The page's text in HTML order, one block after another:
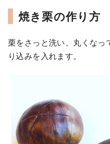
焼き栗の作り方
栗をさっと洗い、丸くなっ
り込みを入れます。